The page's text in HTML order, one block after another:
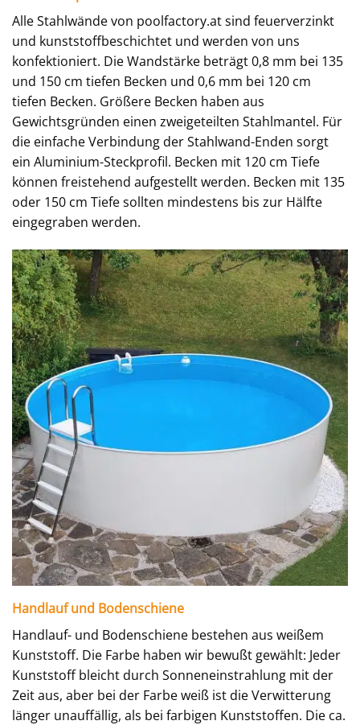
Alle Stahlwände von poolfactory.at sind feuerverzinkt
und kunststoffbeschichtet und werden von uns
konfektioniert. Die Wandstärke beträgt 0,8 mm bei 135
und 150 cm tiefen Becken und 0,6 mm bei 120 cm
tiefen Becken. Größere Becken haben aus
Gewichtsgründen einen zweigeteilten Stahlmantel. Für
die einfache Verbindung der Stahlwand-Enden sorgt
ein Aluminium-Steckprofil. Becken mit 120 cm Tiefe
können freistehend aufgestellt werden. Becken mit 135
oder 150 cm Tiefe sollten mindestens bis zur Hälfte
eingegraben werden.
Handlauf und Bodenschiene
Handlauf- und Bodenschiene bestehen aus weißem
Kunststoff. Die Farbe haben wir bewußt gewählt: Jeder
Kunststoff bleicht durch Sonneneinstrahlung mit der
Zeit aus, aber bei der Farbe weiß ist die Verwitterung
länger unauffällig, als bei farbigen Kunststoffen. Die ca.